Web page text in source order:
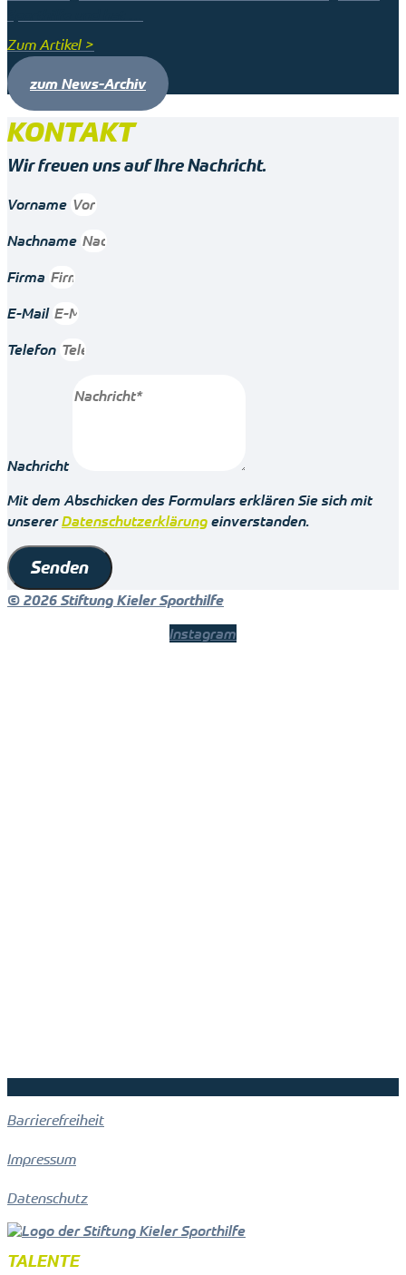
Zum Artikel >
zum News-Archiv
KONTAKT
Wir freuen uns auf Ihre Nachricht.
Vorname
Nachname
Firma
E-Mail
Telefon
Nachricht
Mit dem Abschicken des Formulars erklären Sie sich mit
unsererDatenschutzerklärung einverstanden.
Senden
© 2026 Stiftung Kieler Sporthilfe
Instagram
Barrierefreiheit
Impressum
Datenschutz
TALENTE